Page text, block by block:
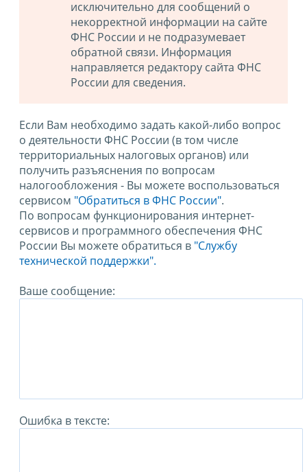
исключительно для сообщений о
некорректной информации на сайте
ФНС России и не подразумевает
обратной связи. Информация
направляется редактору сайта ФНС
России для сведения.
Если Вам необходимо задать какой-либо вопрос
о деятельности ФНС России (в том числе
территориальных налоговых органов) или
получить разъяснения по вопросам
налогообложения - Вы можете воспользоваться
сервисом "Обратиться в ФНС России".
По вопросам функционирования интернет-
сервисов и программного обеспечения ФНС
России Вы можете обратиться в "Службу
технической поддержки".
Ваше сообщение:
Ошибка в тексте: